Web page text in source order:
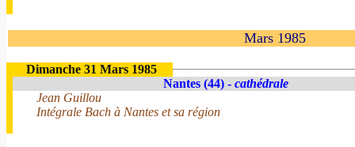
Mars 1985
Dimanche 31 Mars 1985
Nantes (44) - cathédrale
Jean Guillou
Intégrale Bach à Nantes et sa région